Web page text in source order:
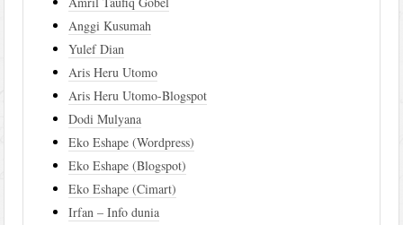
Anggi Kusumah
Yulef Dian
Aris Heru Utomo
Aris Heru Utomo-Blogspot
Dodi Mulyana
Eko Eshape (Wordpress)
Eko Eshape (Blogspot)
Eko Eshape (Cimart)
Irfan – Info dunia